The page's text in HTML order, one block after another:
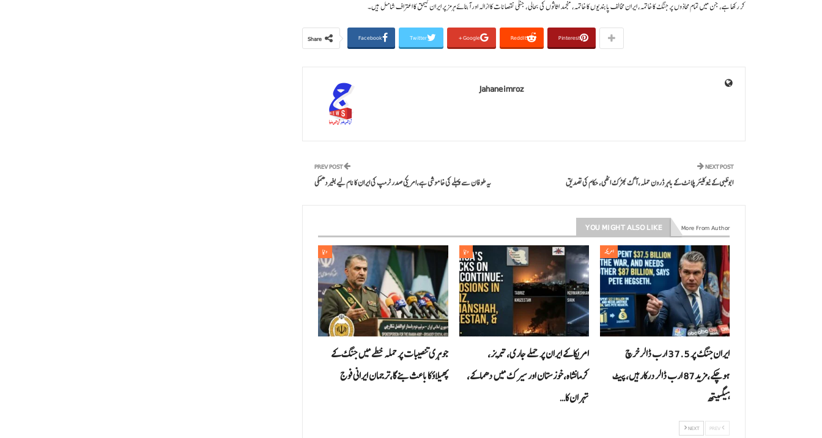
کر رکھا ہے، جن میں تمام محاذوں پر جنگ کا خاتمہ، ایران مخالف پابندیوں کا خاتمہ، منجمد اثاثوں کی بحالی، جنگی نقصانات کا ازالہ اور آبنائے ہرمز پر ایران کیحق کا اعتراف شامل ہیں۔
Share Facebook Twitter Google+ ReddIt Pinterest
Jahaneimroz
PREV POST
یہ طوفان سے پہلے کی خاموشی ہے،امریکی صدر ٹرمپ کی ایران کا نام لیے بغیر دھمکی
NEXT POST
ابوظبی کے نیوکلیئر پلانٹ کے باہر ڈرون حملہ، آگ بھڑک اٹھی، حکام کی تصدیق
YOU MIGHT ALSO LIKE More From Author
دنیا
جوہری تنصیبات پر حملہ خطے میں جنگ کے
پھیلاؤ کا باعث بنے گا،ترجمان ایرانی فوج
دنیا
امریکا کے ایران پر حملے جاری،تبریز،
کرمانشاہ،خوزستان اور سیرک میں دھماکے،
تہران کا…
امریکہ
ایران جنگ پر 37.5 ارب ڈالر خرچ
ہوچکے،مزید87 ارب ڈالر درکارہیں،پیٹ
ہیگسیتھ
NEXT